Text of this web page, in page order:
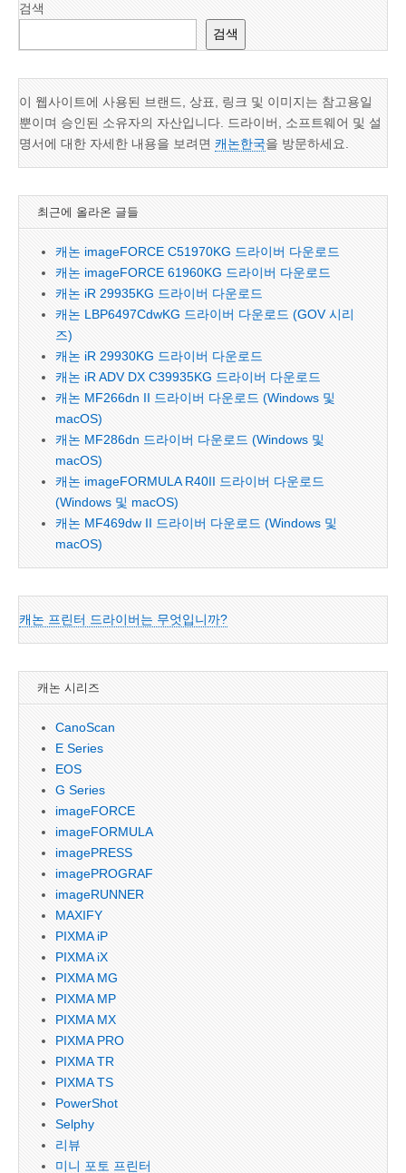
검색
검색
이 웹사이트에 사용된 브랜드, 상표, 링크 및 이미지는 참고용일
뿐이며 승인된 소유자의 자산입니다. 드라이버, 소프트웨어 및 설
명서에 대한 자세한 내용을 보려면 캐논한국을 방문하세요.
최근에 올라온 글들
캐논 imageFORCE C51970KG 드라이버 다운로드
캐논 imageFORCE 61960KG 드라이버 다운로드
캐논 iR 29935KG 드라이버 다운로드
캐논 LBP6497CdwKG 드라이버 다운로드 (GOV 시리
즈)
캐논 iR 29930KG 드라이버 다운로드
캐논 iR ADV DX C39935KG 드라이버 다운로드
캐논 MF266dn II 드라이버 다운로드 (Windows 및
macOS)
캐논 MF286dn 드라이버 다운로드 (Windows 및
macOS)
캐논 imageFORMULA R40II 드라이버 다운로드
(Windows 및 macOS)
캐논 MF469dw II 드라이버 다운로드 (Windows 및
macOS)
캐논 프린터 드라이버는 무엇입니까?
캐논 시리즈
CanoScan
E Series
EOS
G Series
imageFORCE
imageFORMULA
imagePRESS
imagePROGRAF
imageRUNNER
MAXIFY
PIXMA iP
PIXMA iX
PIXMA MG
PIXMA MP
PIXMA MX
PIXMA PRO
PIXMA TR
PIXMA TS
PowerShot
Selphy
리뷰
미니 포토 프린터